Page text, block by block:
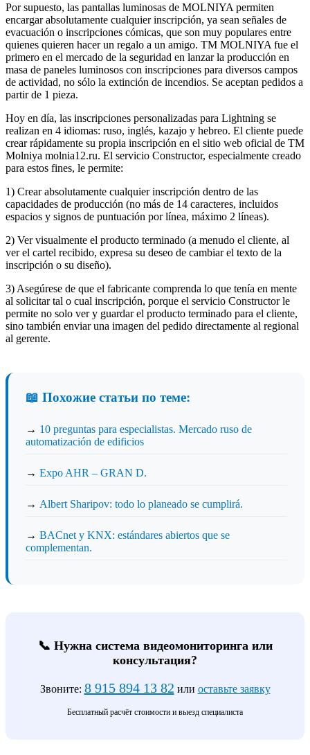
Por supuesto, las pantallas luminosas de MOLNIYA permiten
encargar absolutamente cualquier inscripción, ya sean señales de
evacuación o inscripciones cómicas, que son muy populares entre
quienes quieren hacer un regalo a un amigo. TM MOLNIYA fue el
primero en el mercado de la seguridad en lanzar la producción en
masa de paneles luminosos con inscripciones para diversos campos
de actividad, no sólo la extinción de incendios. Se aceptan pedidos a
partir de 1 pieza.
Hoy en día, las inscripciones personalizadas para Lightning se
realizan en 4 idiomas: ruso, inglés, kazajo y hebreo. El cliente puede
crear rápidamente su propia inscripción en el sitio web oficial de TM
Molniya molnia12.ru. El servicio Constructor, especialmente creado
para estos fines, le permite:
1) Crear absolutamente cualquier inscripción dentro de las
capacidades de producción (no más de 14 caracteres, incluidos
espacios y signos de puntuación por línea, máximo 2 líneas).
2) Ver visualmente el producto terminado (a menudo el cliente, al
ver el cartel recibido, expresa su deseo de cambiar el texto de la
inscripción o su diseño).
3) Asegúrese de que el fabricante comprenda lo que tenía en mente
al solicitar tal o cual inscripción, porque el servicio Constructor le
permite no solo ver y guardar el producto terminado para el cliente,
sino también enviar una imagen del pedido directamente al regional
al gerente.
📖 Похожие статьи по теме:
→ 10 preguntas para especialistas. Mercado ruso de
automatización de edificios
→ Expo AHR – GRAN D.
→ Albert Sharipov: todo lo planeado se cumplirá.
→ BACnet y KNX: estándares abiertos que se
complementan.
📞 Нужна система видеомониторинга или
консультация?
Звоните: 8 915 894 13 82 или оставьте заявку
Бесплатный расчёт стоимости и выезд специалиста